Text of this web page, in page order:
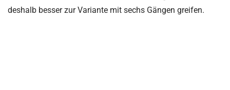
deshalb besser zur Variante mit sechs Gängen greifen.